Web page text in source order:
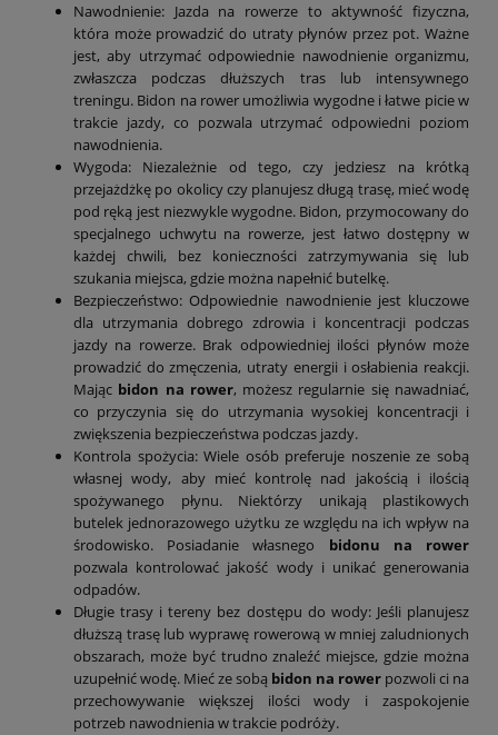
Nawodnienie: Jazda na rowerze to aktywność fizyczna,
która może prowadzić do utraty płynów przez pot. Ważne
jest, aby utrzymać odpowiednie nawodnienie organizmu,
zwłaszcza podczas dłuższych tras lub intensywnego
treningu. Bidon na rower umożliwia wygodne i łatwe picie w
trakcie jazdy, co pozwala utrzymać odpowiedni poziom
nawodnienia.
Wygoda: Niezależnie od tego, czy jedziesz na krótką
przejażdżkę po okolicy czy planujesz długą trasę, mieć wodę
pod ręką jest niezwykle wygodne. Bidon, przymocowany do
specjalnego uchwytu na rowerze, jest łatwo dostępny w
każdej chwili, bez konieczności zatrzymywania się lub
szukania miejsca, gdzie można napełnić butelkę.
Bezpieczeństwo: Odpowiednie nawodnienie jest kluczowe
dla utrzymania dobrego zdrowia i koncentracji podczas
jazdy na rowerze. Brak odpowiedniej ilości płynów może
prowadzić do zmęczenia, utraty energii i osłabienia reakcji.
Mając bidon na rower, możesz regularnie się nawadniać,
co przyczynia się do utrzymania wysokiej koncentracji i
zwiększenia bezpieczeństwa podczas jazdy.
Kontrola spożycia: Wiele osób preferuje noszenie ze sobą
własnej wody, aby mieć kontrolę nad jakością i ilością
spożywanego płynu. Niektórzy unikają plastikowych
butelek jednorazowego użytku ze względu na ich wpływ na
środowisko. Posiadanie własnego bidonu na rower
pozwala kontrolować jakość wody i unikać generowania
odpadów.
Długie trasy i tereny bez dostępu do wody: Jeśli planujesz
dłuższą trasę lub wyprawę rowerową w mniej zaludnionych
obszarach, może być trudno znaleźć miejsce, gdzie można
uzupełnić wodę. Mieć ze sobą bidon na rower pozwoli ci na
przechowywanie większej ilości wody i zaspokojenie
potrzeb nawodnienia w trakcie podróży.